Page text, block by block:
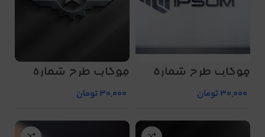
موکاپ طرح شماره
5066
30,000تومان
موکاپ طرح شماره
5068
30,000تومان